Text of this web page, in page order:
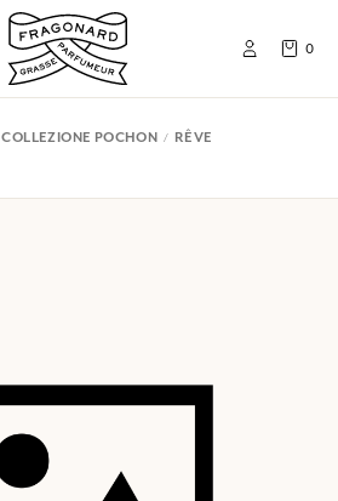
0
COLLEZIONE POCHON
RÊVE